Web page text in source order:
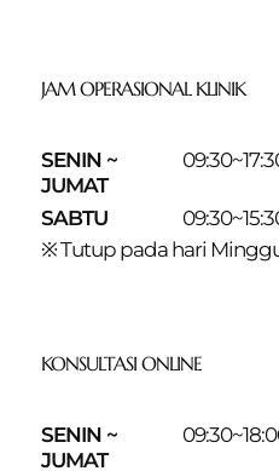
JAM OPERASIONAL KLINIK
SENIN ~
JUMAT
SABTU
※ Tutup pada hari
KONSULTASI ONLINE
SENIN ~
JUMAT